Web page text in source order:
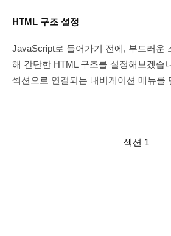
HTML 구조 설정
JavaScript로 들어가기 전에, 부드러운
해 간단한 HTML 구조를 설정해보겠습
섹션으로 연결되는 내비게이션 메뉴를
섹션 1